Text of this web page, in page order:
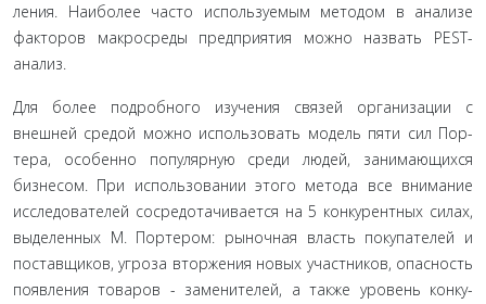
ления. Наиболее часто используемым методом в анализе
факторов макросреды предприятия можно назвать PEST-
анализ.
Для более подробного изучения связей организации с
внешней средой можно использовать модель пяти сил Пор­
тера, особенно популярную среди людей, занимающихся
бизнесом. При использовании этого метода все внимание
исследователей сосредотачивается на 5 конкурентных силах,
выделенных М. Портером: рыночная власть покупателей и
поставщиков, угроза вторжения новых участников, опасность
появления товаров - заменителей, а также уровень конку­